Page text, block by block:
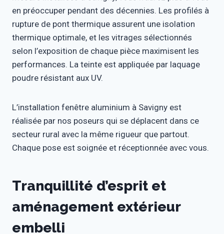
en préoccuper pendant des décennies. Les profilés à
rupture de pont thermique assurent une isolation
thermique optimale, et les vitrages sélectionnés
selon l’exposition de chaque pièce maximisent les
performances. La teinte est appliquée par laquage
poudre résistant aux UV.
L’installation fenêtre aluminium à Savigny est
réalisée par nos poseurs qui se déplacent dans ce
secteur rural avec la même rigueur que partout.
Chaque pose est soignée et réceptionnée avec vous.
Tranquillité d’esprit et
aménagement extérieur
embelli